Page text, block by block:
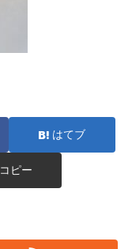
はてブ
コピー